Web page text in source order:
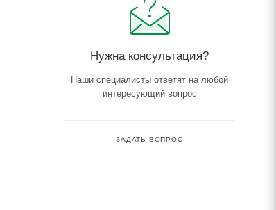
Нужна консультация?
Наши специалисты ответят на любой
интересующий вопрос
ЗАДАТЬ ВОПРОС